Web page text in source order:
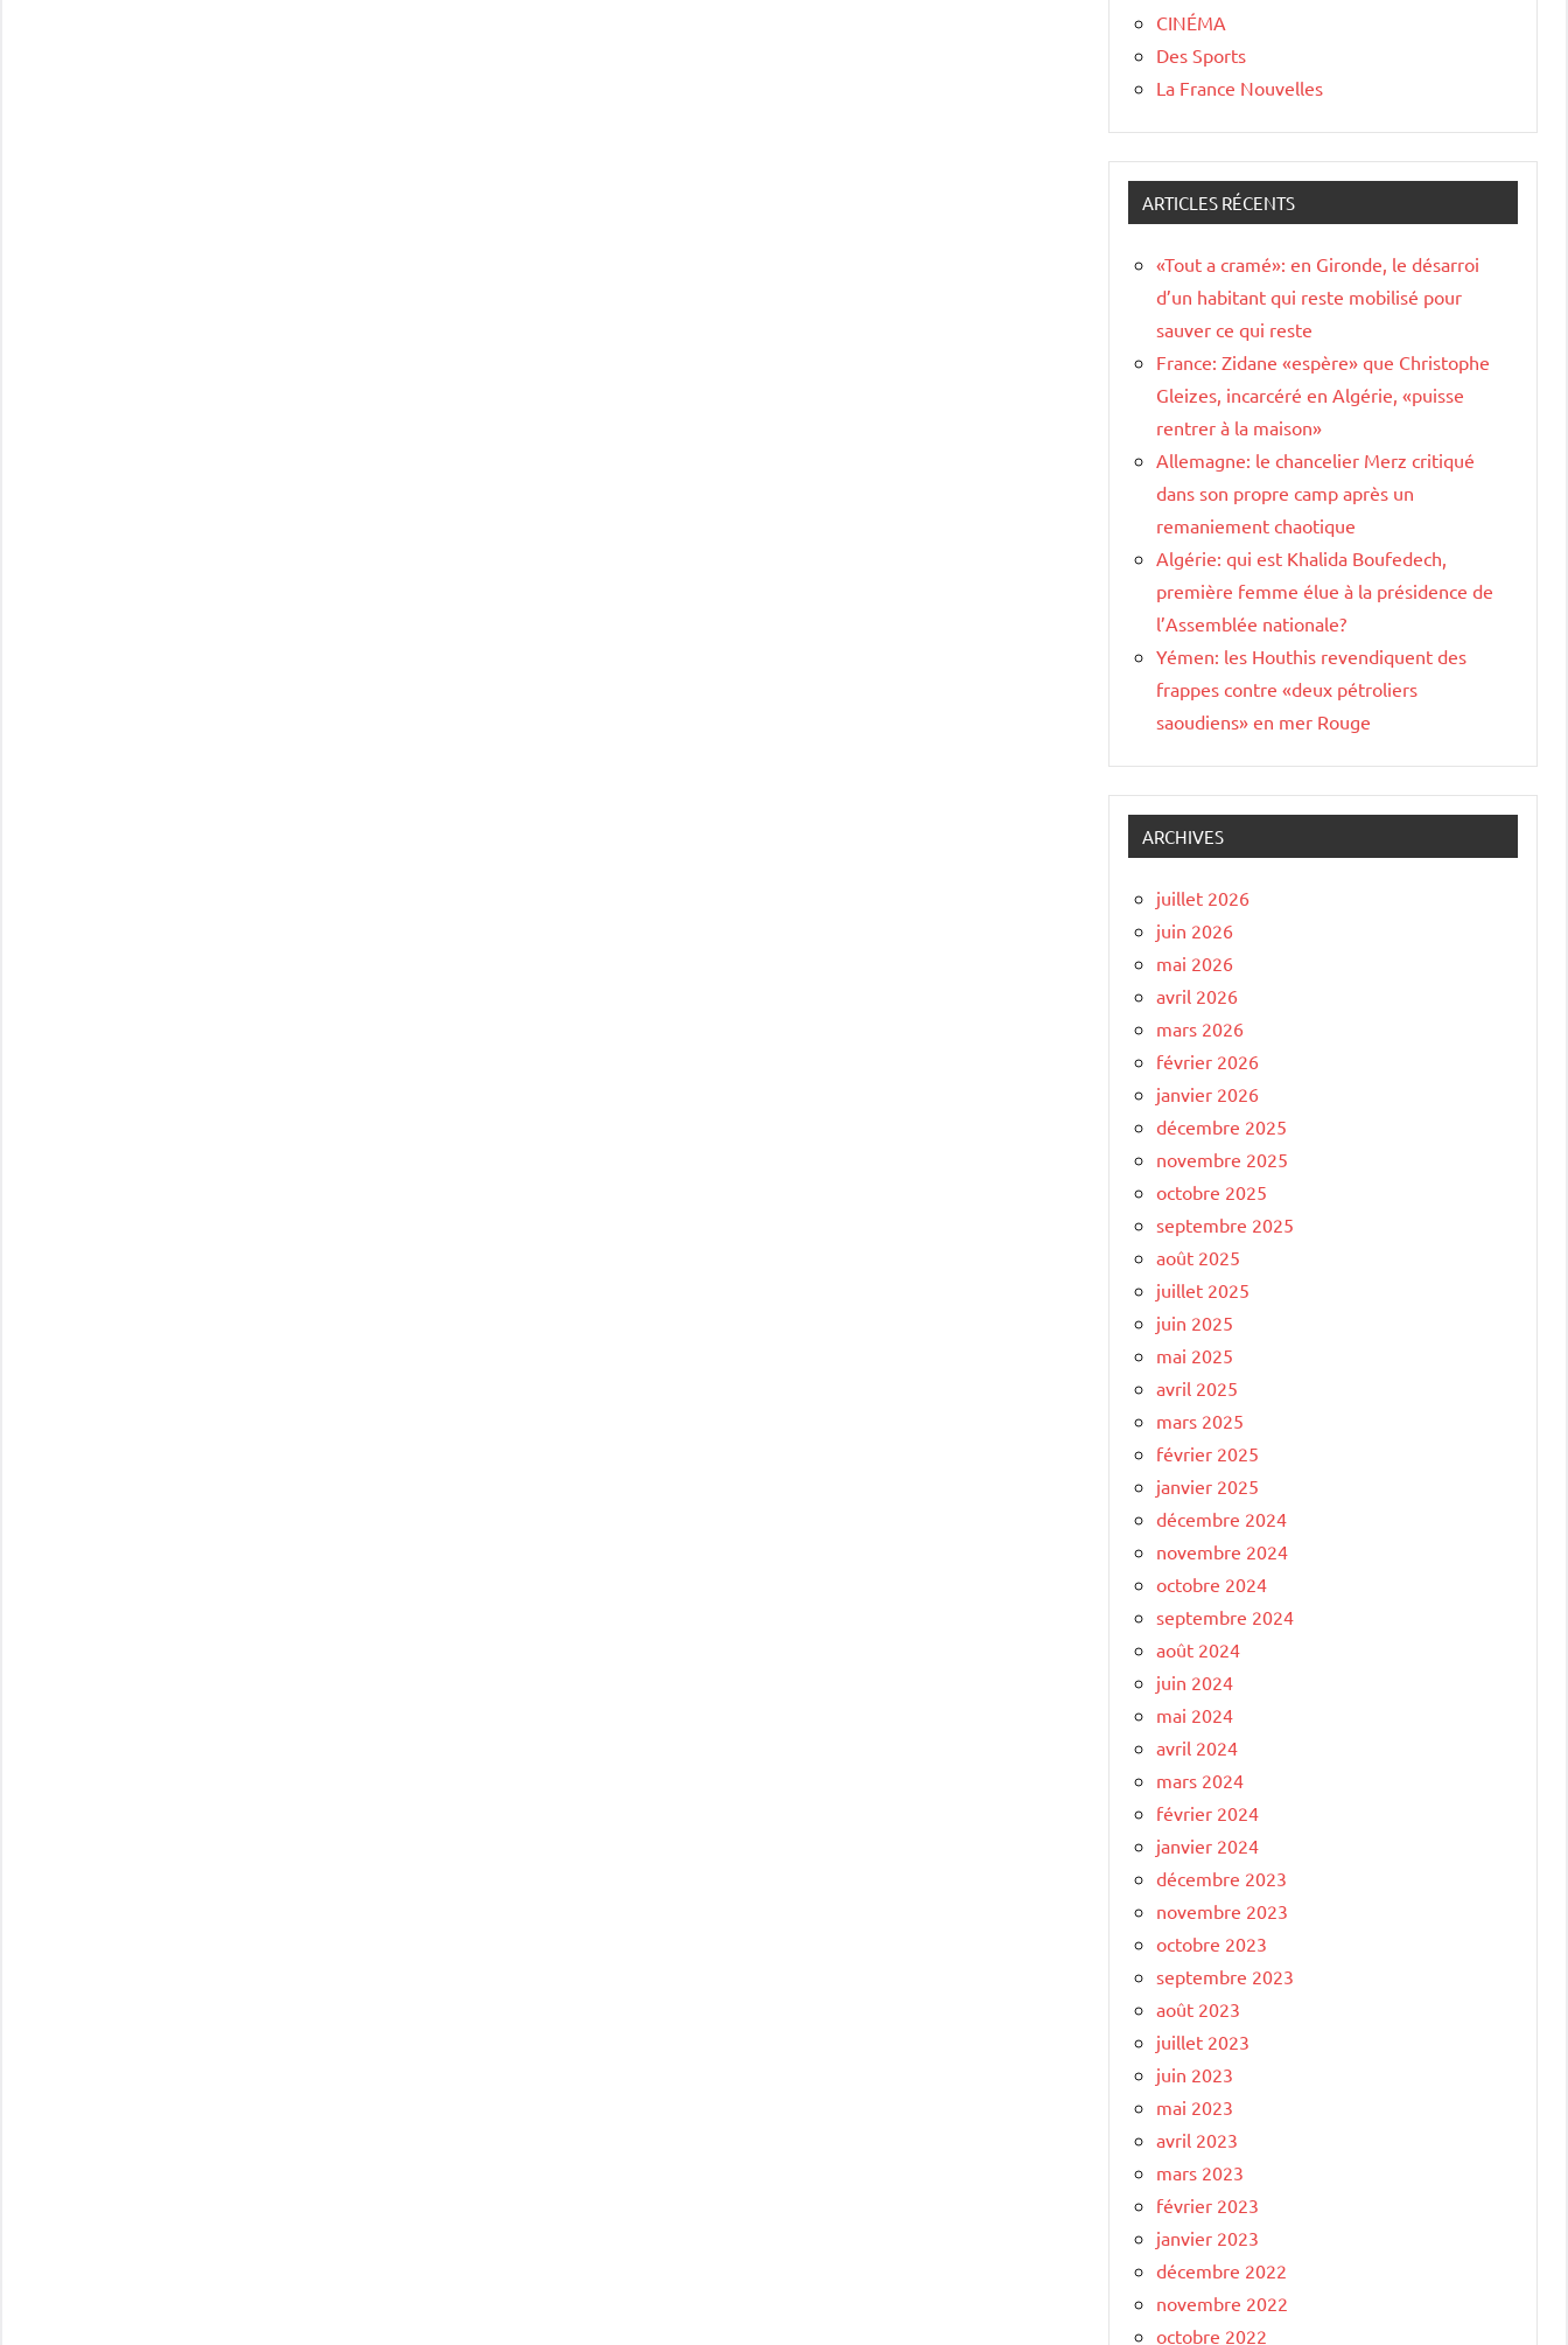
CINÉMA
Des Sports
La France Nouvelles
ARTICLES RÉCENTS
«Tout a cramé»: en Gironde, le désarroi
d’un habitant qui reste mobilisé pour
sauver ce qui reste
France: Zidane «espère» que Christophe
Gleizes, incarcéré en Algérie, «puisse
rentrer à la maison»
Allemagne: le chancelier Merz critiqué
dans son propre camp après un
remaniement chaotique
Algérie: qui est Khalida Boufedech,
première femme élue à la présidence de
l’Assemblée nationale?
Yémen: les Houthis revendiquent des
frappes contre «deux pétroliers
saoudiens» en mer Rouge
ARCHIVES
juillet 2026
juin 2026
mai 2026
avril 2026
mars 2026
février 2026
janvier 2026
décembre 2025
novembre 2025
octobre 2025
septembre 2025
août 2025
juillet 2025
juin 2025
mai 2025
avril 2025
mars 2025
février 2025
janvier 2025
décembre 2024
novembre 2024
octobre 2024
septembre 2024
août 2024
juin 2024
mai 2024
avril 2024
mars 2024
février 2024
janvier 2024
décembre 2023
novembre 2023
octobre 2023
septembre 2023
août 2023
juillet 2023
juin 2023
mai 2023
avril 2023
mars 2023
février 2023
janvier 2023
décembre 2022
novembre 2022
octobre 2022